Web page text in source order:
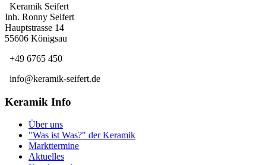
Keramik Seifert
Inh. Ronny Seifert
Hauptstrasse 14
55606 Königsau
+49 6765 450
info@keramik-seifert.de
Keramik Info
Über uns
"Was ist Was?" der Keramik
Markttermine
Aktuelles